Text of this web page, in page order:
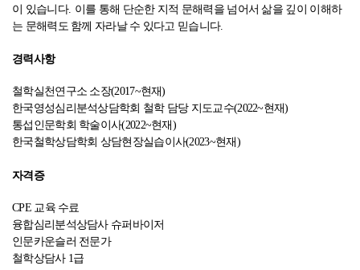
이 있습니다. 이를 통해 단순한 지적 문해력을 넘어서 삶을 깊이 이해하
는 문해력도 함께 자라날 수 있다고 믿습니다.
경력사항
철학실천연구소 소장(2017~현재)
한국영성심리분석상담학회 철학 담당 지도교수(2022~현재)
통섭인문학회 학술이사(2022~현재)
한국철학상담학회 상담현장실습이사(2023~현재)
자격증
CPE 교육 수료
융합심리분석상담사 슈퍼바이저
인문카운슬러 전문가
철학상담사 1급